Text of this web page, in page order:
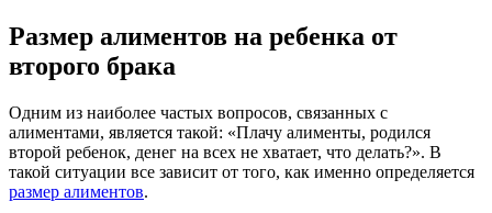
Размер алиментов на ребенка от
второго брака
Одним из наиболее частых вопросов, связанных с
алиментами, является такой: «Плачу алименты, родился
второй ребенок, денег на всех не хватает, что делать?». В
такой ситуации все зависит от того, как именно определяется
размер алиментов.